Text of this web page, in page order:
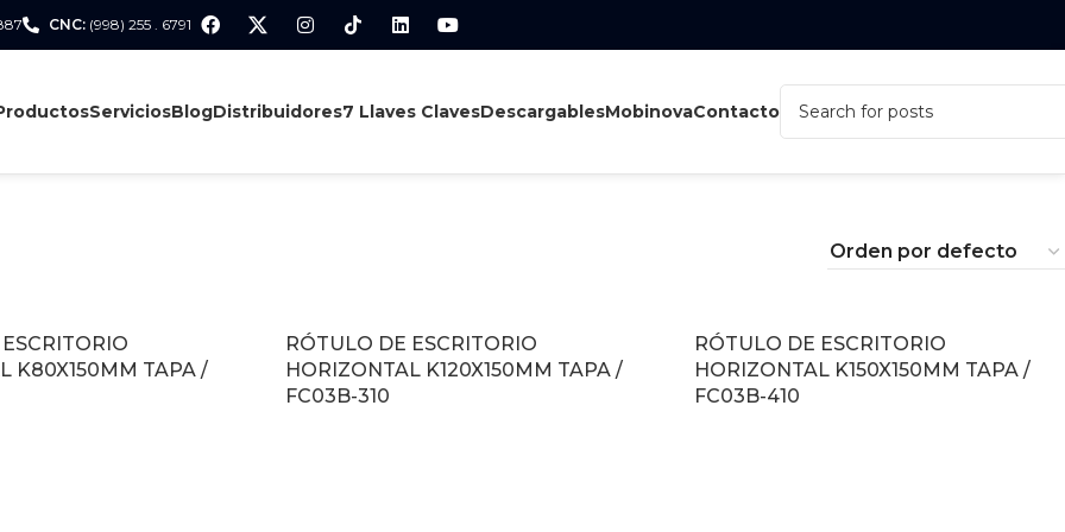
CNC: (998) 255 . 6791
ServiciosBlogDistribuidores7 Llaves ClavesDescargablesMobinovaContacto
K80X150MM TAPA /
RÓTULO DE ESCRITORIO
HORIZONTAL K120X150MM TAPA /
FC03B-310
RÓTULO DE ESCRITORIO
HORIZONTAL K150X150MM TAPA /
FC03B-410